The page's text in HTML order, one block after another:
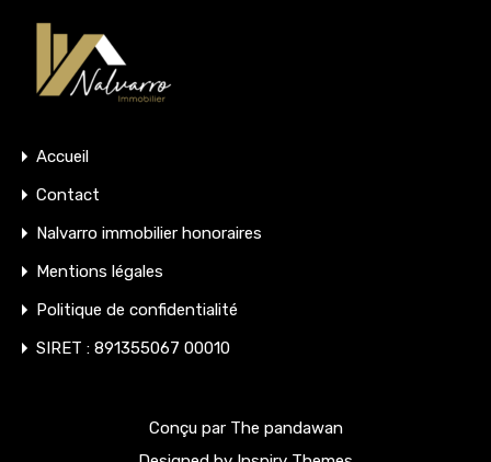
Accueil
Contact
Nalvarro immobilier honoraires
Mentions légales
Politique de confidentialité
SIRET : 891355067 00010
Conçu par The pandawan